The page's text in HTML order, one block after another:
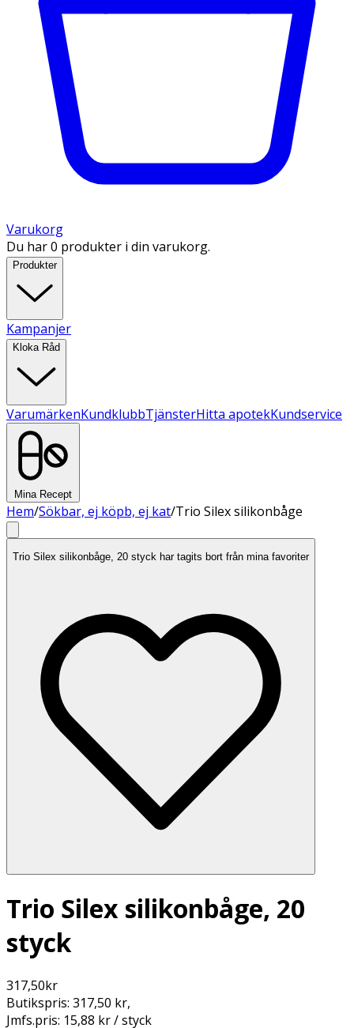
Varukorg
Du har 0 produkter i din varukorg.
Produkter
Kampanjer
Kloka Råd
VarumärkenKundklubbTjänsterHitta apotekKundservice
Mina Recept
Hem/Sökbar, ej köpb, ej kat/Trio Silex silikonbåge
Trio Silex silikonbåge, 20 styck har tagits bort från mina favoriter
Trio Silex silikonbåge, 20
styck
317,50kr
Butikspris: 317,50 kr,
Jmfs.pris: 15,88 kr / styck